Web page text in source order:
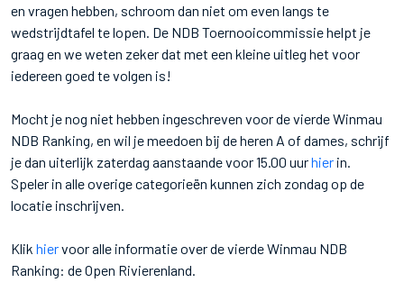
en vragen hebben, schroom dan niet om even langs te
wedstrijdtafel te lopen. De NDB Toernooicommissie helpt je
graag en we weten zeker dat met een kleine uitleg het voor
iedereen goed te volgen is!
Mocht je nog niet hebben ingeschreven voor de vierde Winmau
NDB Ranking, en wil je meedoen bij de heren A of dames, schrijf
je dan uiterlijk zaterdag aanstaande voor 15.00 uurhier in.
Speler in alle overige categorieën kunnen zich zondag op de
locatie inschrijven.
Klik hiervoor alle informatie over de vierde Winmau NDB
Ranking: de Open Rivierenland.